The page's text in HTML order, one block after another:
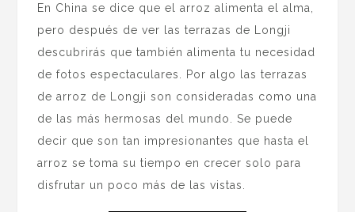
En China se dice que el arroz alimenta el alma,
pero después de ver las terrazas de Longji
descubrirás que también alimenta tu necesidad
de fotos espectaculares. Por algo las terrazas
de arroz de Longji son consideradas como una
de las más hermosas del mundo. Se puede
decir que son tan impresionantes que hasta el
arroz se toma su tiempo en crecer solo para
disfrutar un poco más de las vistas.